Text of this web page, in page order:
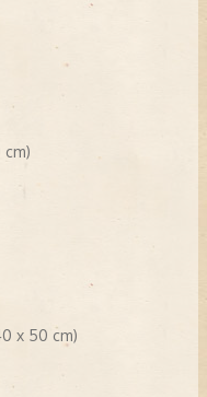
x 50 cm)